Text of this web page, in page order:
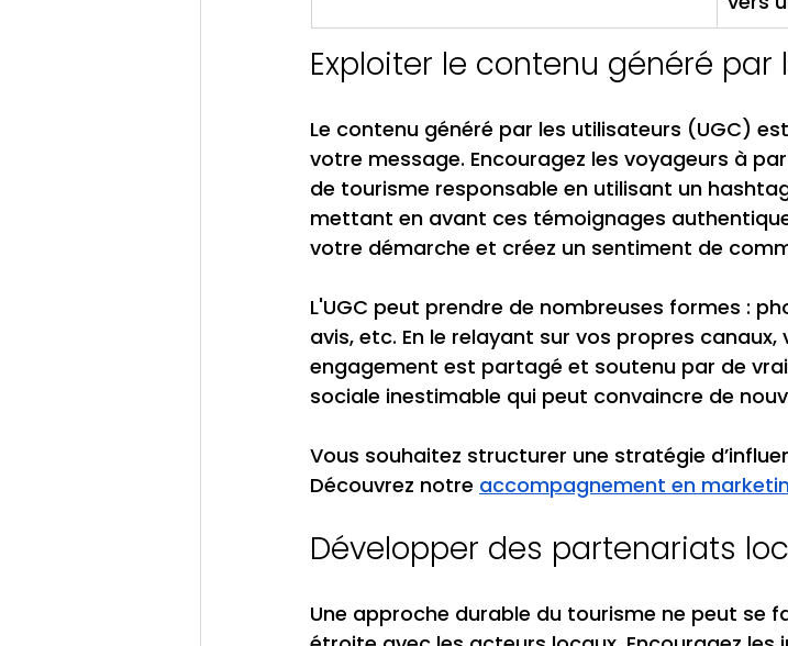
Exploiter le contenu généré par
Le contenu généré par les utilisateurs (UGC)
votre message. Encouragez les voyageurs à
de tourisme responsable en utilisant un
mettant en avant ces témoignages
votre démarche et créez un sentiment de
L'UGC peut prendre de nombreuses formes :
avis, etc. En le relayant sur vos propres
engagement est partagé et soutenu par de
sociale inestimable qui peut convaincre de
Vous souhaitez structurer une stratégie
Découvrez notre accompagnement en
Développer des partenariats
Une approche durable du tourisme ne peut se